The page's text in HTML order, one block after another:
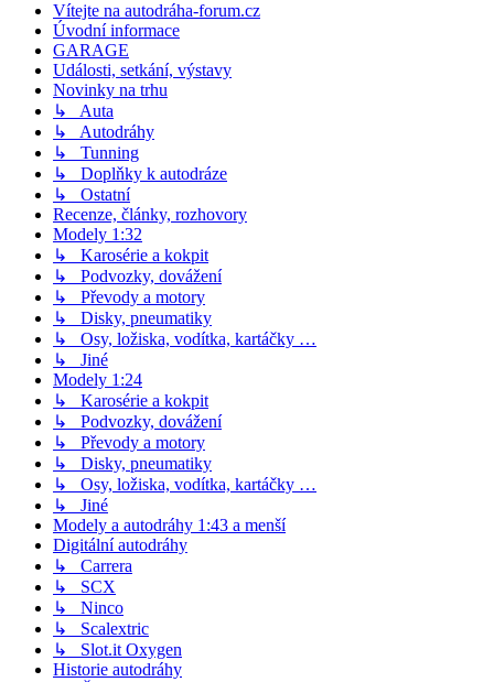
Vítejte na autodráha-forum.cz
Úvodní informace
GARAGE
Události, setkání, výstavy
Novinky na trhu
↳ Auta
↳ Autodráhy
↳ Tunning
↳ Doplňky k autodráze
↳ Ostatní
Recenze, články, rozhovory
Modely 1:32
↳ Karosérie a kokpit
↳ Podvozky, dovážení
↳ Převody a motory
↳ Disky, pneumatiky
↳ Osy, ložiska, vodítka, kartáčky …
↳ Jiné
Modely 1:24
↳ Karosérie a kokpit
↳ Podvozky, dovážení
↳ Převody a motory
↳ Disky, pneumatiky
↳ Osy, ložiska, vodítka, kartáčky …
↳ Jiné
Modely a autodráhy 1:43 a menší
Digitální autodráhy
↳ Carrera
↳ SCX
↳ Ninco
↳ Scalextric
↳ Slot.it Oxygen
Historie autodráhy